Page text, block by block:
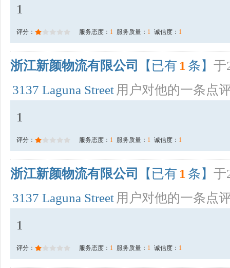
1
评分： 服务态度： 1 服务质量： 1 诚信度： 1
浙江新颜物流有限公司 【已有 1 条】 于
3137 Laguna Street 用户对他的一条点
1
评分： 服务态度： 1 服务质量： 1 诚信度： 1
浙江新颜物流有限公司 【已有 1 条】 于
3137 Laguna Street 用户对他的一条点
1
评分： 服务态度： 1 服务质量： 1 诚信度： 1